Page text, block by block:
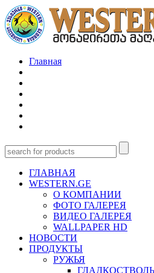
Главная
ГЛАВНАЯ
WESTERN.GE
О КОМПАНИИ
ФОТО ГАЛЕРЕЯ
ВИДЕО ГАЛЕРЕЯ
WALLPAPER HD
НОВОСТИ
ПРОДУКТЫ
РУЖЬЯ